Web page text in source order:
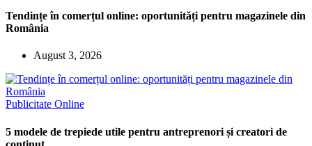
Tendințe în comerțul online: oportunități pentru magazinele din
România
August 3, 2026
Publicitate Online
5 modele de trepiede utile pentru antreprenori și creatori de